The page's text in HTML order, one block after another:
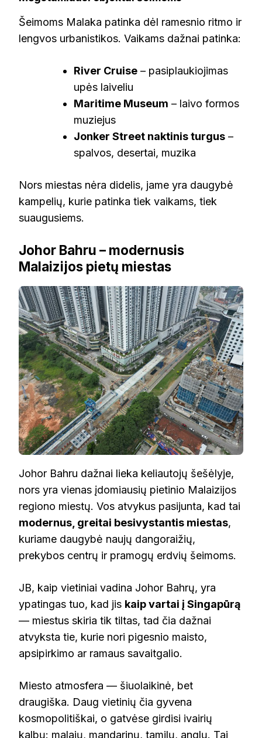
Šeimoms Malaka patinka dėl ramesnio ritmo ir
lengvos urbanistikos. Vaikams dažnai patinka:
River Cruise – pasiplaukiojimas
upės laiveliu
Maritime Museum – laivo formos
muziejus
Jonker Street naktinis turgus –
spalvos, desertai, muzika
Nors miestas nėra didelis, jame yra daugybė
kampelių, kurie patinka tiek vaikams, tiek
suaugusiems.
Johor Bahru – modernusis
Malaizijos pietų miestas
Johor Bahru dažnai lieka keliautojų šešėlyje,
nors yra vienas įdomiausių pietinio Malaizijos
regiono miestų. Vos atvykus pasijunta, kad tai
modernus, greitai besivystantis miestas,
kuriame daugybė naujų dangoraižių,
prekybos centrų ir pramogų erdvių šeimoms.
JB, kaip vietiniai vadina Johor Bahrų, yra
ypatingas tuo, kad jis kaip vartai į Singapūrą
— miestus skiria tik tiltas, tad čia dažnai
atvyksta tie, kurie nori pigesnio maisto,
apsipirkimo ar ramaus savaitgalio.
Miesto atmosfera — šiuolaikinė, bet
draugiška. Daug vietinių čia gyvena
kosmopolitiškai, o gatvėse girdisi ivairių
kalbų: malajų, mandarinų, tamilų, anglų. Tai